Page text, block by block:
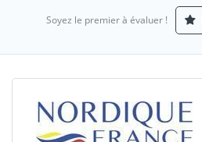
Soyez le premier à évaluer !